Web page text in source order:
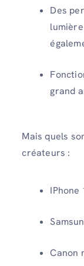
Des
grand
Mais quels
créateurs :
IPhone
Canon